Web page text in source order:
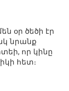
օր ծեծի էր
նրանք
որ կինը
հետ։